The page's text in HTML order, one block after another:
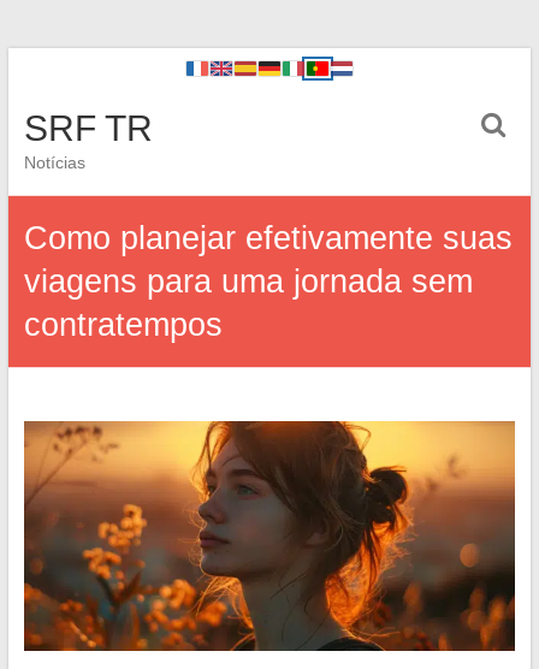
SRF TR
Notícias
Como planejar efetivamente suas
viagens para uma jornada sem
contratempos